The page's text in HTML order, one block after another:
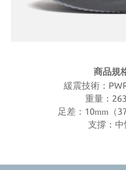
商品規
緩震技術 ：
重量： 263
足 差： 10mm（
支撐：中